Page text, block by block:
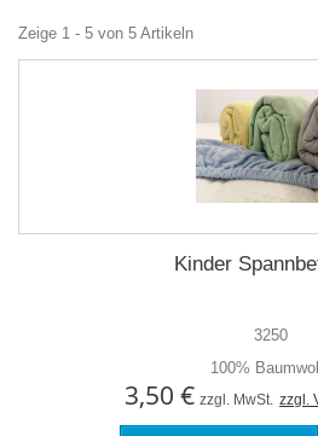
Zeige 1 - 5 von 5 Artikeln
Kinder
3250
100%
3,50 € zzgl. MwSt. zzgl.